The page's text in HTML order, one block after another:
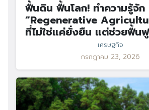
ฟื้นดิน ฟื้นโลก! ทำความรู้จัก
“Regenerative
ที่ไม่ใช่แค่ยั่งยืน แต่ช่วยฟื้น
เศรษฐกิจ
กรกฎาคม 23, 2026